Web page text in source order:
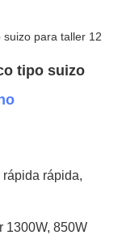
tipo suizo
rápida,
1300W, 850W